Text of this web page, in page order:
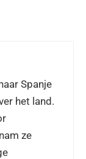
Spanje
het land.
ze